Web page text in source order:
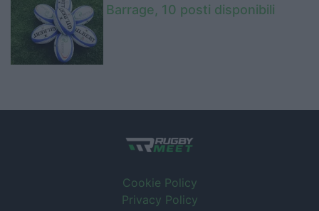
Barrage, 10 posti disponibili
Cookie Policy
Privacy Policy